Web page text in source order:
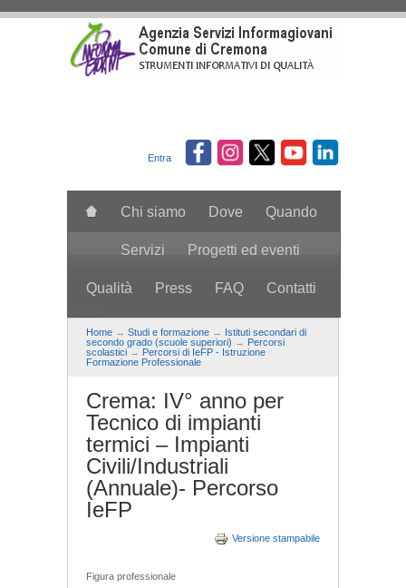
Entra
Chi siamo Dove Quando
Servizi Progetti ed eventi
Qualità Press FAQ Contatti
Home → Studi e formazione → Istituti secondari di
secondo grado (scuole superiori) → Percorsi
scolastici → Percorsi di IeFP - Istruzione
Formazione Professionale
Crema: IV° anno per
Tecnico di impianti
termici – Impianti
Civili/Industriali
(Annuale)- Percorso
IeFP
Versione stampabile
Figura professionale